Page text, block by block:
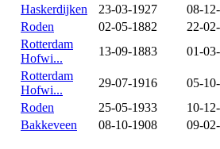
Haskerdijken 23-03-1927
08-
Roden 02-05-1882
22-
Rotterdam
Hofwi...
13-09-1883 01-
Rotterdam
Hofwi...
29-07-1916
05-
Roden 25-05-1933
10-
Bakkeveen 08-10-1908 09-